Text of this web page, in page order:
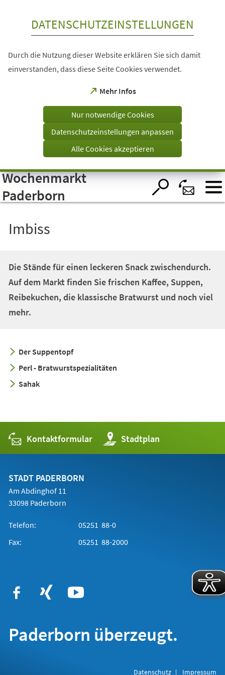
Visuelle
Assistenzsoftware
öffnen.
DATENSCHUTZEINSTELLUNGEN
Durch die Nutzung dieser Website erklären Sie sich damit
einverstanden, dass diese Seite Cookies verwendet.
Mehr Infos
(Öffnet
einem
Tab)
Nur notwendige Cookies
Datenschutzeinstellungen anpassen
Alle Cookies akzeptieren
Wochenmarkt
Paderborn
Imbiss
Die Stände für einen leckeren Snack zwischendurch.
Auf dem Markt finden Sie frischen Kaffee, Suppen,
Reibekuchen, die klassische Bratwurst und noch viel
mehr.
Der Suppentopf
Perl - Bratwurstspezialitäten
Sahak
Kontaktformular Stadtplan
(Öffnet
in
einem
STADT PADERBORN
Am Abdinghof 11
33098 Paderborn
Telefon:
05251 88-0
Fax:
05251 88-2000
Paderborn überzeugt.
Datenschutz Impressum